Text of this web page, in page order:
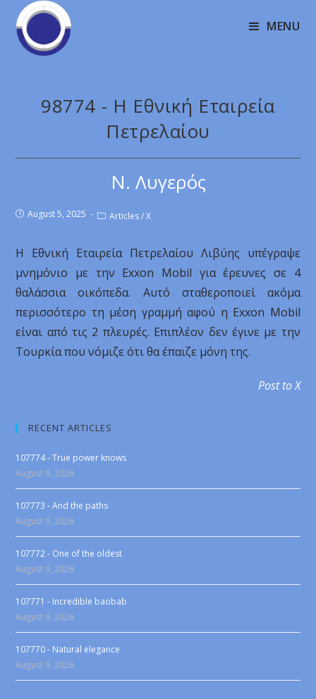
MENU
98774 - Η Εθνική Εταιρεία
Πετρελαίου
Ν. Λυγερός
August 5, 2025 Articles / X
Η Εθνική Εταιρεία Πετρελαίου Λιβύης υπέγραψε
μνημόνιο με την Exxon Mobil για έρευνες σε 4
θαλάσσια οικόπεδα. Αυτό σταθεροποιεί ακόμα
περισσότερο τη μέση γραμμή αφού η Exxon Mobil
είναι από τις 2 πλευρές. Επιπλέον δεν έγινε με την
Τουρκία που νόμιζε ότι θα έπαιζε μόνη της.
Post to X
RECENT ARTICLES
107774 - True power knows
August 9, 2026
107773 - And the paths
August 9, 2026
107772 - One of the oldest
August 9, 2026
107771 - Incredible baobab
August 9, 2026
107770 - Natural elegance
August 9, 2026